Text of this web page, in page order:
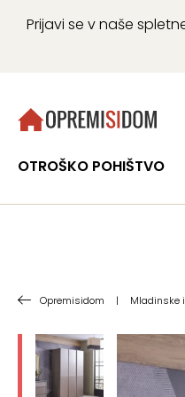
Prijavi se v naše
OTROŠKO POHIŠTVO
Opremisidom | Mladinske